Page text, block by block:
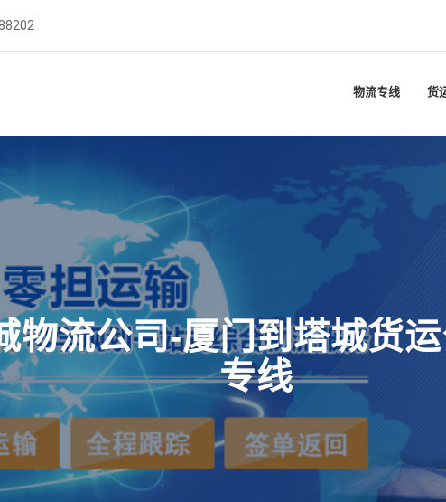
物流专线 货
物流公司-厦门到塔城货
专线